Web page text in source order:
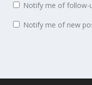
Notify me of follow-
Notify me of new